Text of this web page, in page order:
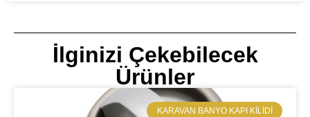
İlginizi Çekebilecek
Ürünler
KARAVAN BANYO KAPI KILIDI